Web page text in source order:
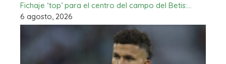
Fichaje ‘top’ para el centro del campo del Betis:…
6 agosto, 2026